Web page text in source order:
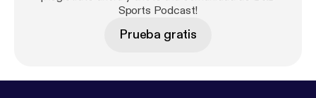
Sports Podcast!
Prueba gratis